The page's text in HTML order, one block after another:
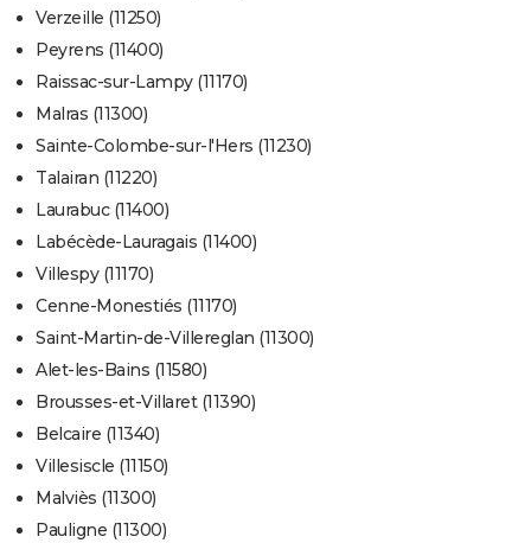
Verzeille (11250)
Peyrens (11400)
Raissac-sur-Lampy (11170)
Malras (11300)
Sainte-Colombe-sur-l'Hers (11230)
Talairan (11220)
Laurabuc (11400)
Labécède-Lauragais (11400)
Villespy (11170)
Cenne-Monestiés (11170)
Saint-Martin-de-Villereglan (11300)
Alet-les-Bains (11580)
Brousses-et-Villaret (11390)
Belcaire (11340)
Villesiscle (11150)
Malviès (11300)
Pauligne (11300)